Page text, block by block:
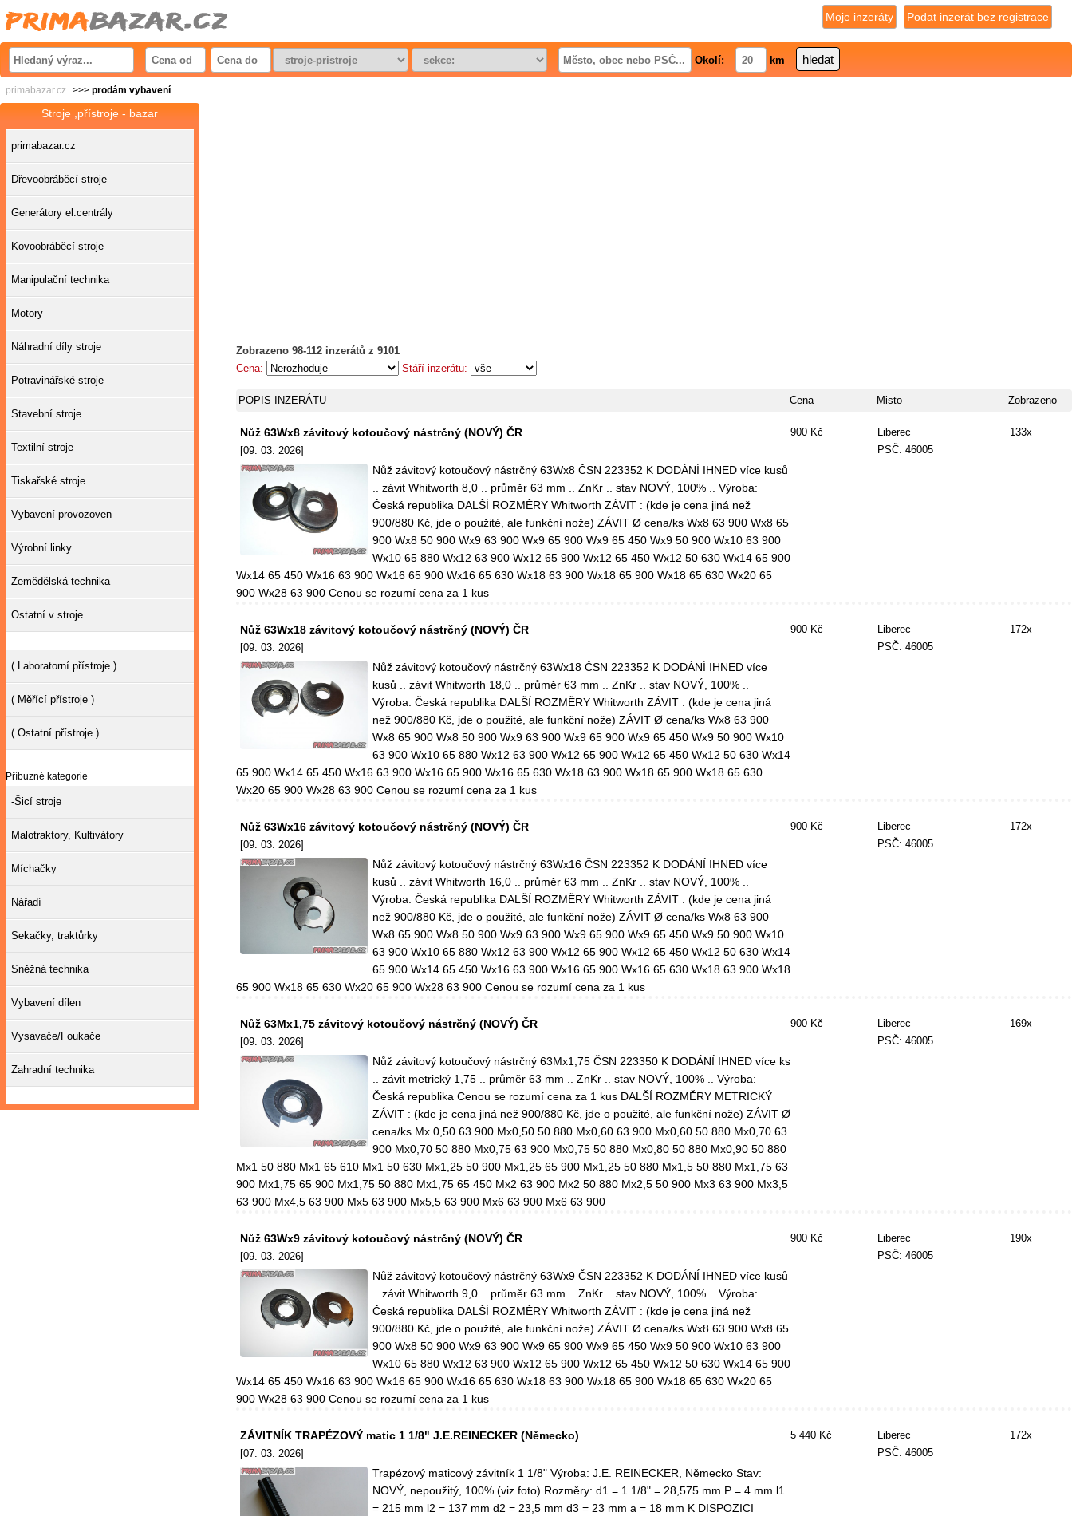
Podat inzerát bez registrace
Moje inzeráty
Okolí: km
primabazar.cz >>> prodám vybavení
Zobrazeno 98-112 inzerátů z 9101
Cena:
Stáří inzerátu:
POPIS INZERÁTU Cena Misto Zobrazeno
Nůž 63Wx8 závitový kotoučový nástrčný (NOVÝ) ČR
[09. 03. 2026]
Nůž závitový kotoučový nástrčný 63Wx8 ČSN 223352 K DODÁNÍ IHNED více kusů
.. závit Whitworth 8,0 .. průměr 63 mm .. ZnKr .. stav NOVÝ, 100% .. Výroba:
Česká republika DALŠÍ ROZMĚRY Whitworth ZÁVIT : (kde je cena jiná než
900/880 Kč, jde o použité, ale funkční nože) ZÁVIT Ø cena/ks Wx8 63 900 Wx8 65
900 Wx8 50 900 Wx9 63 900 Wx9 65 900 Wx9 65 450 Wx9 50 900 Wx10 63 900
Wx10 65 880 Wx12 63 900 Wx12 65 900 Wx12 65 450 Wx12 50 630 Wx14 65 900
Wx14 65 450 Wx16 63 900 Wx16 65 900 Wx16 65 630 Wx18 63 900 Wx18 65 900 Wx18 65 630 Wx20 65
900 Wx28 63 900 Cenou se rozumí cena za 1 kus
900 Kč
Liberec
PSČ: 46005
133x
Nůž 63Wx18 závitový kotoučový nástrčný (NOVÝ) ČR
[09. 03. 2026]
Nůž závitový kotoučový nástrčný 63Wx18 ČSN 223352 K DODÁNÍ IHNED více
kusů .. závit Whitworth 18,0 .. průměr 63 mm .. ZnKr .. stav NOVÝ, 100% ..
Výroba: Česká republika DALŠÍ ROZMĚRY Whitworth ZÁVIT : (kde je cena jiná
než 900/880 Kč, jde o použité, ale funkční nože) ZÁVIT Ø cena/ks Wx8 63 900
Wx8 65 900 Wx8 50 900 Wx9 63 900 Wx9 65 900 Wx9 65 450 Wx9 50 900 Wx10
63 900 Wx10 65 880 Wx12 63 900 Wx12 65 900 Wx12 65 450 Wx12 50 630 Wx14
65 900 Wx14 65 450 Wx16 63 900 Wx16 65 900 Wx16 65 630 Wx18 63 900 Wx18 65 900 Wx18 65 630
Wx20 65 900 Wx28 63 900 Cenou se rozumí cena za 1 kus
900 Kč
Liberec
PSČ: 46005
172x
Nůž 63Wx16 závitový kotoučový nástrčný (NOVÝ) ČR
[09. 03. 2026]
Nůž závitový kotoučový nástrčný 63Wx16 ČSN 223352 K DODÁNÍ IHNED více
kusů .. závit Whitworth 16,0 .. průměr 63 mm .. ZnKr .. stav NOVÝ, 100% ..
Výroba: Česká republika DALŠÍ ROZMĚRY Whitworth ZÁVIT : (kde je cena jiná
než 900/880 Kč, jde o použité, ale funkční nože) ZÁVIT Ø cena/ks Wx8 63 900
Wx8 65 900 Wx8 50 900 Wx9 63 900 Wx9 65 900 Wx9 65 450 Wx9 50 900 Wx10
63 900 Wx10 65 880 Wx12 63 900 Wx12 65 900 Wx12 65 450 Wx12 50 630 Wx14
65 900 Wx14 65 450 Wx16 63 900 Wx16 65 900 Wx16 65 630 Wx18 63 900 Wx18
65 900 Wx18 65 630 Wx20 65 900 Wx28 63 900 Cenou se rozumí cena za 1 kus
900 Kč
Liberec
PSČ: 46005
172x
Nůž 63Mx1,75 závitový kotoučový nástrčný (NOVÝ) ČR
[09. 03. 2026]
Nůž závitový kotoučový nástrčný 63Mx1,75 ČSN 223350 K DODÁNÍ IHNED více ks
.. závit metrický 1,75 .. průměr 63 mm .. ZnKr .. stav NOVÝ, 100% .. Výroba:
Česká republika Cenou se rozumí cena za 1 kus DALŠÍ ROZMĚRY METRICKÝ
ZÁVIT : (kde je cena jiná než 900/880 Kč, jde o použité, ale funkční nože) ZÁVIT Ø
cena/ks Mx 0,50 63 900 Mx0,50 50 880 Mx0,60 63 900 Mx0,60 50 880 Mx0,70 63
900 Mx0,70 50 880 Mx0,75 63 900 Mx0,75 50 880 Mx0,80 50 880 Mx0,90 50 880
Mx1 50 880 Mx1 65 610 Mx1 50 630 Mx1,25 50 900 Mx1,25 65 900 Mx1,25 50 880 Mx1,5 50 880 Mx1,75 63
900 Mx1,75 65 900 Mx1,75 50 880 Mx1,75 65 450 Mx2 63 900 Mx2 50 880 Mx2,5 50 900 Mx3 63 900 Mx3,5
63 900 Mx4,5 63 900 Mx5 63 900 Mx5,5 63 900 Mx6 63 900 Mx6 63 900
900 Kč
Liberec
PSČ: 46005
169x
Nůž 63Wx9 závitový kotoučový nástrčný (NOVÝ) ČR
[09. 03. 2026]
Nůž závitový kotoučový nástrčný 63Wx9 ČSN 223352 K DODÁNÍ IHNED více kusů
.. závit Whitworth 9,0 .. průměr 63 mm .. ZnKr .. stav NOVÝ, 100% .. Výroba:
Česká republika DALŠÍ ROZMĚRY Whitworth ZÁVIT : (kde je cena jiná než
900/880 Kč, jde o použité, ale funkční nože) ZÁVIT Ø cena/ks Wx8 63 900 Wx8 65
900 Wx8 50 900 Wx9 63 900 Wx9 65 900 Wx9 65 450 Wx9 50 900 Wx10 63 900
Wx10 65 880 Wx12 63 900 Wx12 65 900 Wx12 65 450 Wx12 50 630 Wx14 65 900
Wx14 65 450 Wx16 63 900 Wx16 65 900 Wx16 65 630 Wx18 63 900 Wx18 65 900 Wx18 65 630 Wx20 65
900 Wx28 63 900 Cenou se rozumí cena za 1 kus
900 Kč
Liberec
PSČ: 46005
190x
ZÁVITNÍK TRAPÉZOVÝ matic 1 1/8" J.E.REINECKER (Německo)
[07. 03. 2026]
Trapézový maticový závitník 1 1/8" Výroba: J.E. REINECKER, Německo Stav:
NOVÝ, nepoužitý, 100% (viz foto) Rozměry: d1 = 1 1/8" = 28,575 mm P = 4 mm l1
= 215 mm l2 = 137 mm d2 = 23,5 mm d3 = 23 mm a = 18 mm K DISPOZICI
5 440 Kč
Liberec
PSČ: 46005
172x
Stroje ,přístroje - bazar
primabazar.cz
Dřevoobráběcí stroje
Generátory el.centrály
Kovoobráběcí stroje
Manipulační technika
Motory
Náhradní díly stroje
Potravinářské stroje
Stavební stroje
Textilní stroje
Tiskařské stroje
Vybavení provozoven
Výrobní linky
Zemědělská technika
Ostatní v stroje
( Laboratorní přístroje )
( Měřící přístroje )
( Ostatní přístroje )
Příbuzné kategorie
-Šicí stroje
Malotraktory, Kultivátory
Míchačky
Nářadí
Sekačky, traktůrky
Sněžná technika
Vybavení dílen
Vysavače/Foukače
Zahradní technika